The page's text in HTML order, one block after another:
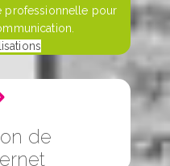
professionnelle pour
de